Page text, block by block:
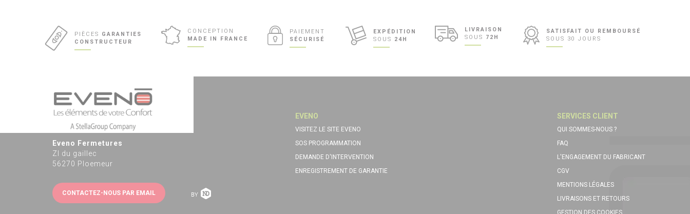
PIÈCES GARANTIES
CONSTRUCTEUR
CONCEPTION
MADE IN FRANCE
PAIEMENT
SÉCURISÉ
EXPÉDITION
SOUS 24H
LIVRAISON
SOUS 72H
SATISFAIT OU REMBOURSÉ
SOUS 30 JOURS
Eveno Fermetures
ZI du gaillec
56270 Ploemeur
CONTACTEZ-NOUS PAR EMAIL
EVENO
VISITEZ LE SITE EVENO
SOS PROGRAMMATION
DEMANDE D'INTERVENTION
ENREGISTREMENT DE GARANTIE
SERVICES CLIENT
QUI SOMMES-NOUS ?
FAQ
L'ENGAGEMENT DU FABRICANT
CGV
MENTIONS LÉGALES
LIVRAISONS ET RETOURS
GESTION DES COOKIES